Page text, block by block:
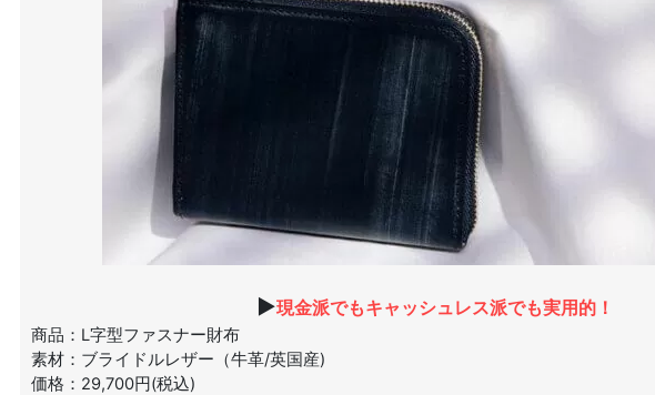
▶現金派でもキャッシュレス派でも実用的！
商品：L字型ファスナー財布
素材：ブライドルレザー（牛革/英国産)
価格：29,700円(税込)